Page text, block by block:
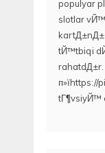
populyar
slotlar
tЙ™tbiqi
п»їhttps://
tГ¶vsiyЙ™